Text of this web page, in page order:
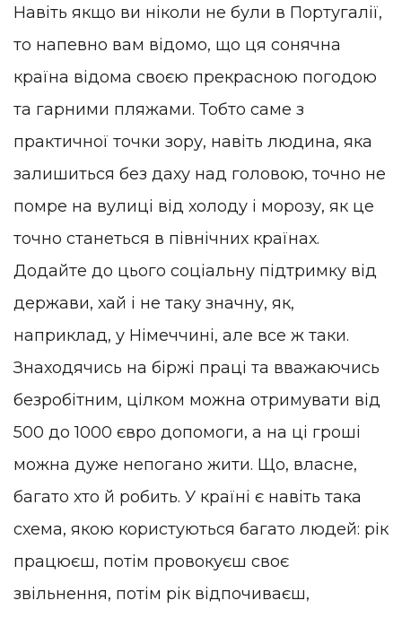
Навіть якщо ви ніколи не були в Португалії,
то напевно вам відомо, що ця сонячна
країна відома своєю прекрасною погодою
та гарними пляжами. Тобто саме з
практичної точки зору, навіть людина, яка
залишиться без даху над головою, точно не
помре на вулиці від холоду і морозу, як це
точно станеться в північних країнах.
Додайте до цього соціальну підтримку від
держави, хай і не таку значну, як,
наприклад, у Німеччині, але все ж таки.
Знаходячись на біржі праці та вважаючись
безробітним, цілком можна отримувати від
500 до 1000 євро допомоги, а на ці гроші
можна дуже непогано жити. Що, власне,
багато хто й робить. У країні є навіть така
схема, якою користуються багато людей: рік
працюєш, потім провокуєш своє
звільнення, потім рік відпочиваєш,